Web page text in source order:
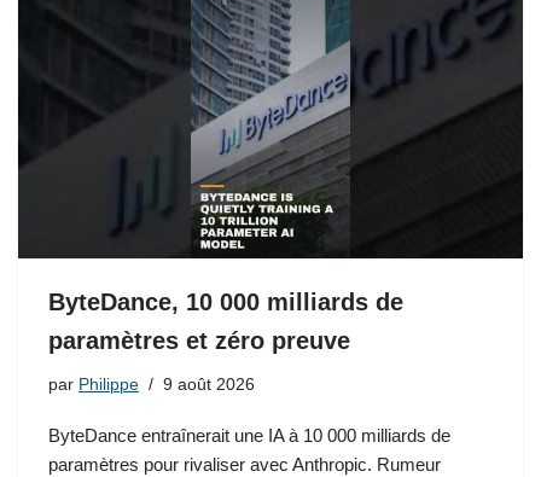
ByteDance, 10 000 milliards de
paramètres et zéro preuve
par Philippe 9 août 2026
ByteDance entraînerait une IA à 10 000 milliards de
paramètres pour rivaliser avec Anthropic. Rumeur